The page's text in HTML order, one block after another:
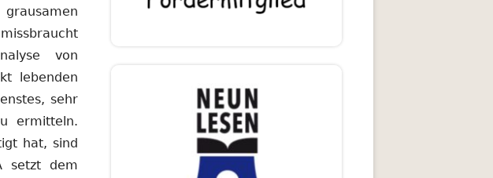
von
lebenden
sehr
ermitteln.
hat, sind
setzt dem